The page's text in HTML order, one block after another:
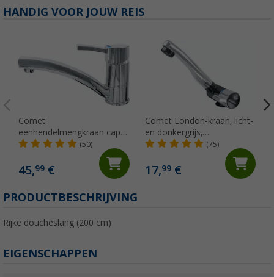
HANDIG VOOR JOUW REIS
Comet
eenhendelmengkraan capri
kompakt
(50)
45,99 €
Comet London-kraan, licht-
en donkergrijs,
neerklapbaar met
microschakelaar voor
caravans en campers,
chroom
(75)
17,99€
PRODUCTBESCHRIJVING
Rijke doucheslang (200 cm)
EIGENSCHAPPEN